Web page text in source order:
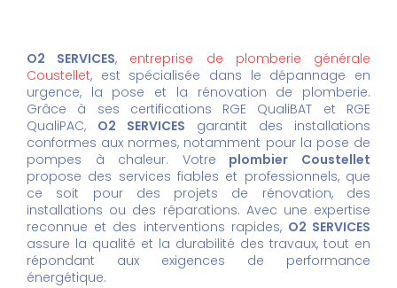
O2 SERVICES, entreprise de plomberie générale
Coustellet, est spécialisée dans le dépannage en
urgence, la pose et la rénovation de plomberie.
Grâce à ses certifications RGE QualiBAT et RGE
QualiPAC, O2 SERVICES garantit des installations
conformes aux normes, notamment pour la pose de
pompes à chaleur. Votre plombier Coustellet
propose des services fiables et professionnels, que
ce soit pour des projets de rénovation, des
installations ou des réparations. Avec une expertise
reconnue et des interventions rapides, O2 SERVICES
assure la qualité et la durabilité des travaux, tout en
répondant aux exigences de performance
énergétique.